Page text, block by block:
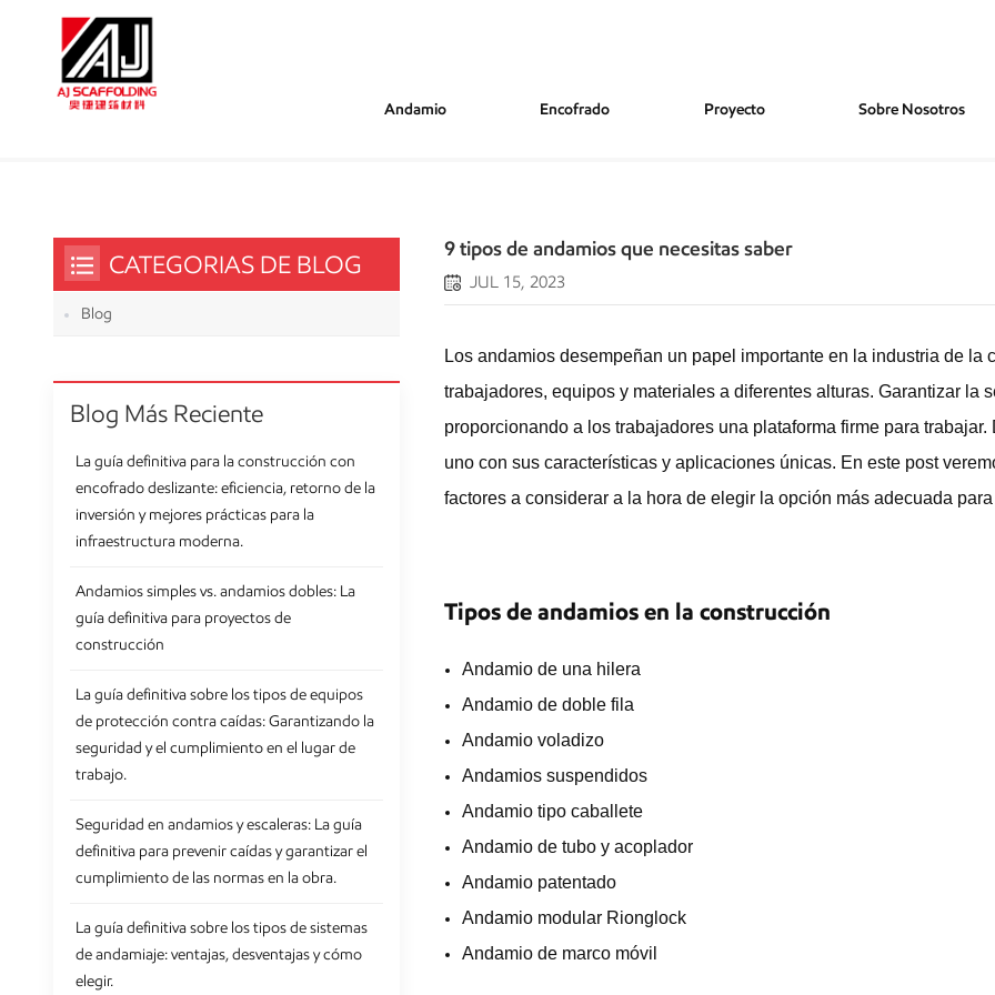
Andamio Encofrado Proyecto Sobre Nosotros
9 tipos de andamios que necesitas saber
JUL 15, 2023
Los andamios desempeñan un papel importante en la industria de
trabajadores, equipos y materiales a diferentes alturas. Garantizar la
proporcionando a los trabajadores una plataforma firme para trabajar.
uno con sus características y aplicaciones únicas. En este post
factores a considerar a la hora de elegir la opción más adecuada
Tipos de andamios en la construcción
Andamio de una hilera
Andamio de doble fila
Andamio voladizo
Andamios suspendidos
Andamio tipo caballete
Andamio de tubo y acoplador
Andamio patentado
Andamio modular Rionglock
Andamio de marco móvil
CATEGORIAS DE BLOG
Blog
Blog Más Reciente
La guía definitiva para la construcción con
encofrado deslizante: eficiencia, retorno de la
inversión y mejores prácticas para la
infraestructura moderna.
Andamios simples vs. andamios dobles: La
guía definitiva para proyectos de
construcción
La guía definitiva sobre los tipos de equipos
de protección contra caídas: Garantizando la
seguridad y el cumplimiento en el lugar de
trabajo.
Seguridad en andamios y escaleras: La guía
definitiva para prevenir caídas y garantizar el
cumplimiento de las normas en la obra.
La guía definitiva sobre los tipos de sistemas
de andamiaje: ventajas, desventajas y cómo
elegir.